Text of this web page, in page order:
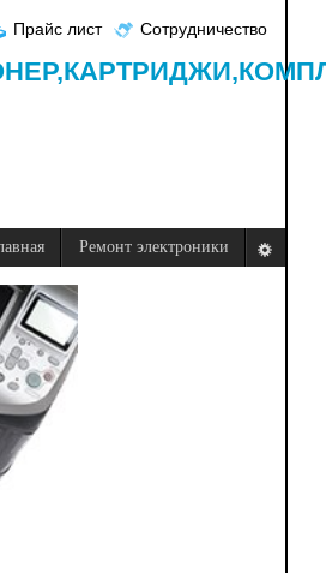
Прайс лист Сотрудничество
КАРТРИДЖИ,
Ремонт электроники